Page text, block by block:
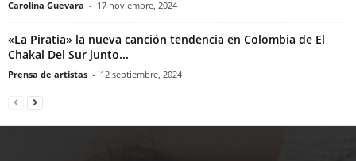
Carolina Guevara - 17 noviembre, 2024
«La Piratia» la nueva canción tendencia en Colombia de El
Chakal Del Sur junto...
Prensa de artistas - 12 septiembre, 2024